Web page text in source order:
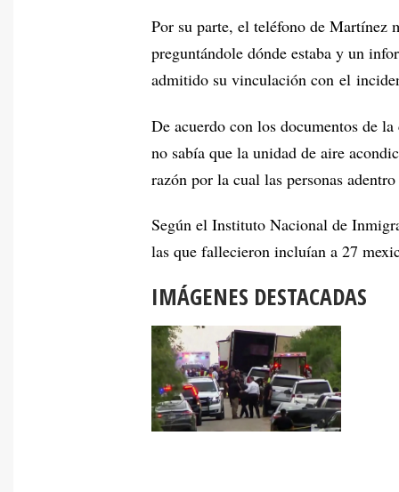
Por su parte, el teléfono de Martínez
preguntándole dónde estaba y un
admitido su vinculación con el
De acuerdo con los documentos de
no sabía que la unidad de aire
razón por la cual las personas
Según el Instituto Nacional de
las que fallecieron incluían a 27
IMÁGENES DESTACADAS